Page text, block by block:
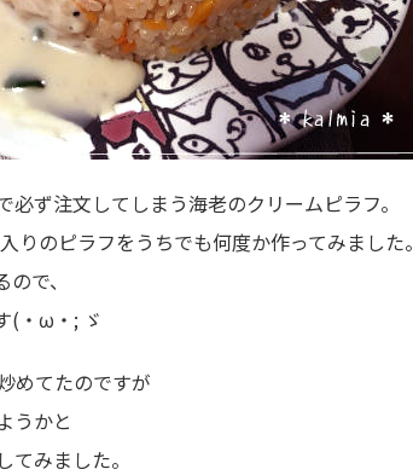
ず注文してしまう海老のクリームピラフ。
りのピラフをうちでも何度か作ってみました。
で、
(・ω・; ゞ
めてたのですが
うかと
みました。